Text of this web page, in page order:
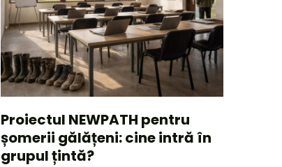
Proiectul NEWPATH pentru
șomerii gălățeni: cine intră în
grupul țintă?